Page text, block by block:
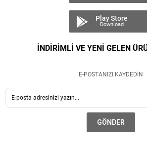
Play Store
Download
İNDİRİMLİ VE YENİ GELEN
E-POSTANIZI KAYDEDİN
GÖNDER